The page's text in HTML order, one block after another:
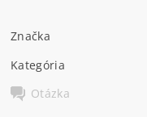
Značka
Kategória
Otázka